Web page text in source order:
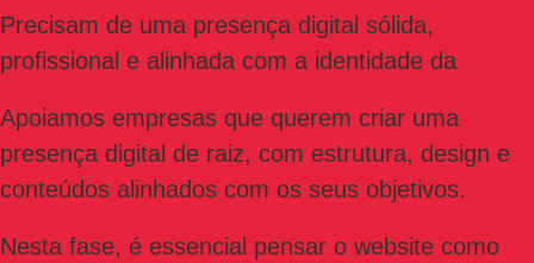
Precisam de uma presença digital sólida,
profissional e alinhada com a identidade da
Apoiamos empresas que querem criar uma
presença digital de raiz, com estrutura, design e
conteúdos alinhados com os seus objetivos.
Nesta fase, é essencial pensar o website como